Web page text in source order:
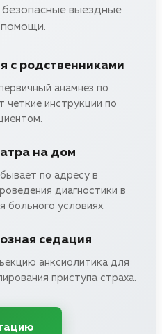
выездные
помощи.
с родственниками
анамнез по
четкие инструкции по
на дом
по адресу в
диагностики в
условиях.
седация
анксиолитика для
приступа страха.